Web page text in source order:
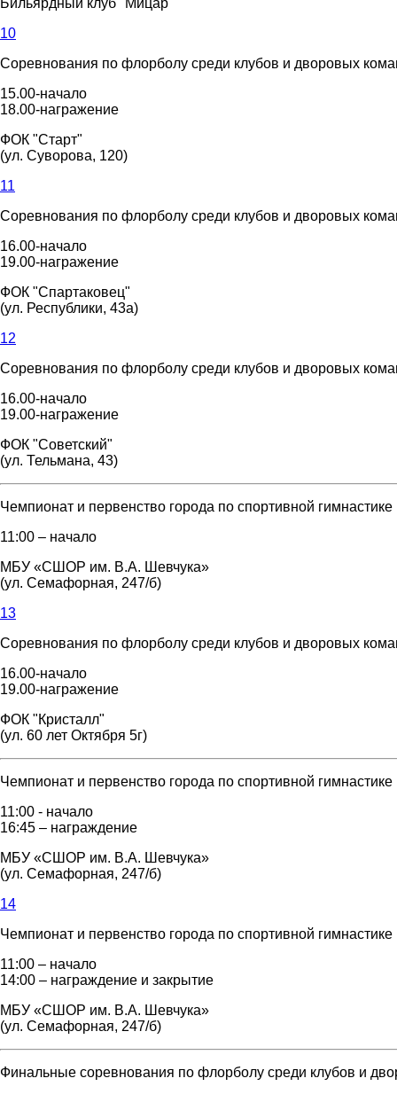
Бильярдный клуб "Мицар"
10
Соревнования по флорболу среди клубов и дворовых
15.00-начало
18.00-награжение
ФОК "Старт"
(ул. Суворова, 120)
11
Соревнования по флорболу среди клубов и дворовых
16.00-начало
19.00-награжение
ФОК "Спартаковец"
(ул. Республики, 43а)
12
Соревнования по флорболу среди клубов и дворовых
16.00-начало
19.00-награжение
ФОК "Советский"
(ул. Тельмана, 43)
Чемпионат и первенство города по спортивной гимнастике
11:00 – начало
МБУ «СШОР им. В.А. Шевчука»
(ул. Семафорная, 247/б)
13
Соревнования по флорболу среди клубов и дворовых
16.00-начало
19.00-награжение
ФОК "Кристалл"
(ул. 60 лет Октября 5г)
Чемпионат и первенство города по спортивной гимнастике
11:00 - начало
16:45 – награждение
МБУ «СШОР им. В.А. Шевчука»
(ул. Семафорная, 247/б)
14
Чемпионат и первенство города по спортивной гимнастике
11:00 – начало
14:00 – награждение и закрытие
МБУ «СШОР им. В.А. Шевчука»
(ул. Семафорная, 247/б)
Финальные соревнования по флорболу среди клубов и